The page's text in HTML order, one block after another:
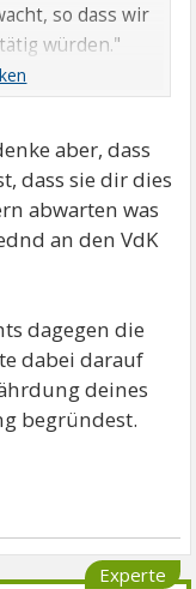
so dass wir
würden."
aber, dass
dass sie dir dies
abwarten was
an den VdK
dagegen die
dabei darauf
deines
begründest.
Experte